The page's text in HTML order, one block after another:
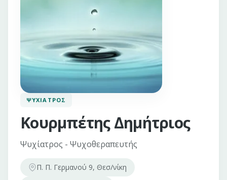
ΨΥΧΊΑΤΡΟΣ
Κουρμπέτης Δημήτριος
Ψυχίατρος - Ψυχοθεραπευτής
Π. Π. Γερμανού 9, Θεσ/νίκη